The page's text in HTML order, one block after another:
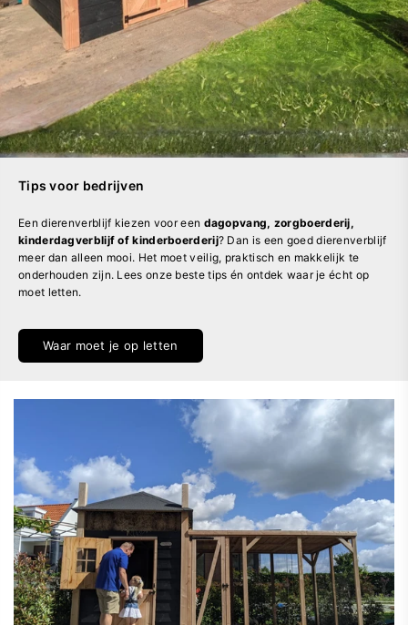
Tips voor bedrijven
Een dierenverblijf kiezen voor een dagopvang, zorgboerderij,
kinderdagverblijf of kinderboerderij? Dan is een goed dierenverblijf
meer dan alleen mooi. Het moet veilig, praktisch en makkelijk te
onderhouden zijn. Lees onze beste tips én ontdek waar je écht op
moet letten.
Waar moet je op letten